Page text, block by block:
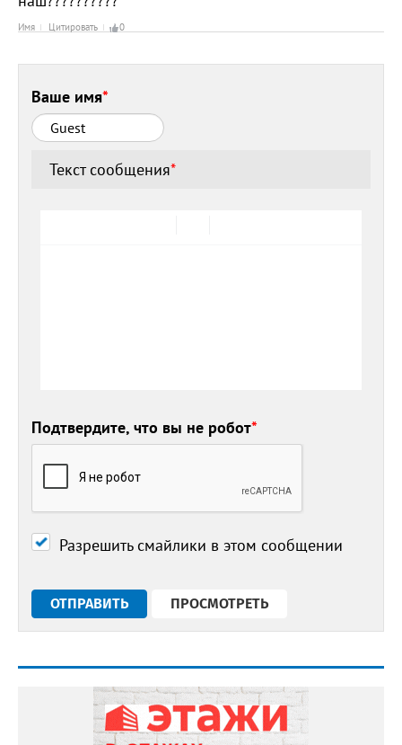
Имя Цитировать 0
Ваше имя*
Текст сообщения*
Подтвердите, что вы не робот*
Разрешить смайлики в этом сообщении